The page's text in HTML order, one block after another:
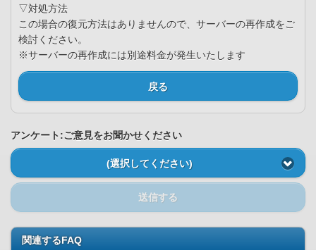
▽対処方法
この場合の復元方法はありませんので、サーバーの再作成をご
検討ください。
※サーバーの再作成には別途料金が発生いたします
戻る
アンケート:ご意見をお聞かせください
(選択してください)
送信する
関連するFAQ